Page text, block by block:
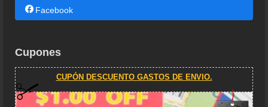
Facebook
Cupones
CUPÓN DESCUENTO GASTOS DE ENVIO.